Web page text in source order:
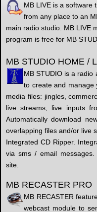
MB LIVE is a software
from any place to an
main radio studio. MB LIVE
program is free for MB
MB STUDIO HOME /
MB STUDIO is a radio
to create and manage
media files: jingles,
live streams, live inputs
Automatically download
overlapping files and/or live
Integrated CD Ripper.
via sms / email
site.
MB RECASTER PRO
MB RECASTER
webcast module to